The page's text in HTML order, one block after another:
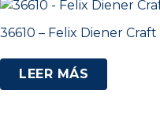
36610 – Felix Diener Craft
LEER MÁS